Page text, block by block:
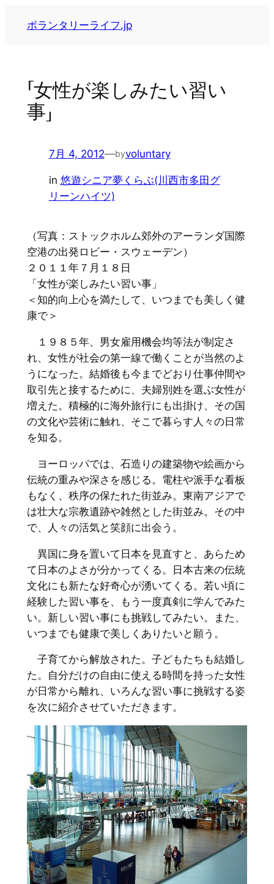
ボランタリーライフ.jp
「女性が楽しみたい習い
事」
7月 4, 2012—byvoluntary
in 悠遊シニア夢くらぶ(川西市多田グ
リーンハイツ)
（写真：ストックホルム郊外のアーランダ国際
空港の出発ロビー・スウェーデン）
２０１１年７月１８日
「女性が楽しみたい習い事」
＜知的向上心を満たして、いつまでも美しく健
康で＞
１９８５年、男女雇用機会均等法が制定さ
れ、女性が社会の第一線で働くことが当然のよ
うになった。結婚後も今までどおり仕事仲間や
取引先と接するために、夫婦別姓を選ぶ女性が
増えた。積極的に海外旅行にも出掛け、その国
の文化や芸術に触れ、そこで暮らす人々の日常
を知る。
ヨーロッパでは、石造りの建築物や絵画から
伝統の重みや深さを感じる。電柱や派手な看板
もなく、秩序の保たれた街並み。東南アジアで
は壮大な宗教遺跡や雑然とした街並み。その中
で、人々の活気と笑顔に出会う。
異国に身を置いて日本を見直すと、あらため
て日本のよさが分かってくる。日本古来の伝統
文化にも新たな好奇心が湧いてくる。若い頃に
経験した習い事を、もう一度真剣に学んでみた
い。新しい習い事にも挑戦してみたい。また、
いつまでも健康で美しくありたいと願う。
子育てから解放された。子どもたちも結婚し
た。自分だけの自由に使える時間を持った女性
が日常から離れ、いろんな習い事に挑戦する姿
を次に紹介させていただきます。